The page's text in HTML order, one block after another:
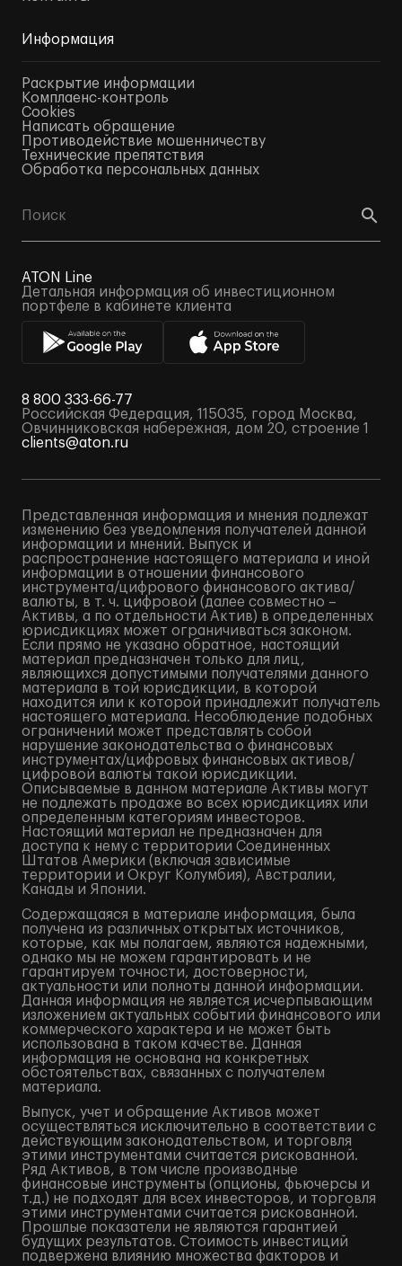
Информация
Раскрытие информации
Комплаенс-контроль
Cookies
Написать обращение
Противодействие мошенничеству
Технические препятствия
Обработка персональных данных
ATON Line
Детальная информация об инвестиционном
портфеле в кабинете клиента
8 800 333-66-77
Российская Федерация, 115035, город Москва,
Овчинниковская набережная, дом 20, строение 1
clients@aton.ru
Представленная информация и мнения подлежат
изменению без уведомления получателей данной
информации и мнений. Выпуск и
распространение настоящего материала и иной
информации в отношении финансового
инструмента/цифрового финансового актива/
валюты, в т. ч. цифровой (далее совместно –
Активы, а по отдельности Актив) в определенных
юрисдикциях может ограничиваться законом.
Если прямо не указано обратное, настоящий
материал предназначен только для лиц,
являющихся допустимыми получателями данного
материала в той юрисдикции, в которой
находится или к которой принадлежит получатель
настоящего материала. Несоблюдение подобных
ограничений может представлять собой
нарушение законодательства о финансовых
инструментах/цифровых финансовых активов/
цифровой валюты такой юрисдикции.
Описываемые в данном материале Активы могут
не подлежать продаже во всех юрисдикциях или
определенным категориям инвесторов.
Настоящий материал не предназначен для
доступа к нему с территории Соединенных
Штатов Америки (включая зависимые
территории и Округ Колумбия), Австралии,
Канады и Японии.
Содержащаяся в материале информация, была
получена из различных открытых источников,
которые, как мы полагаем, являются надежными,
однако мы не можем гарантировать и не
гарантируем точности, достоверности,
актуальности или полноты данной информации.
Данная информация не является исчерпывающим
изложением актуальных событий финансового или
коммерческого характера и не может быть
использована в таком качестве. Данная
информация не основана на конкретных
обстоятельствах, связанных с получателем
материала.
Выпуск, учет и обращение Активов может
осуществляться исключительно в соответствии с
действующим законодательством, и торговля
этими инструментами считается рискованной.
Ряд Активов, в том числе производные
финансовые инструменты (опционы, фьючерсы и
т.д.) не подходят для всех инвесторов, и торговля
этими инструментами считается рискованной.
Прошлые показатели не являются гарантией
будущих результатов. Стоимость инвестиций
подвержена влиянию множества факторов и